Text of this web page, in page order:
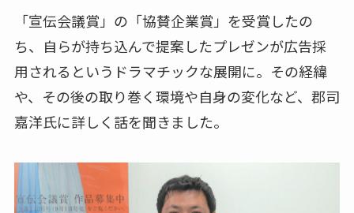
「宣伝会議賞」の「協賛企業賞」を受賞したの
ち、自らが持ち込んで提案したプレゼンが広告採
用されるというドラマチックな展開に。その経緯
や、その後の取り巻く環境や自身の変化など、郡司
嘉洋氏に詳しく話を聞きました。